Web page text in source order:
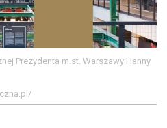
Prezydenta m.st. Warszawy Hanny